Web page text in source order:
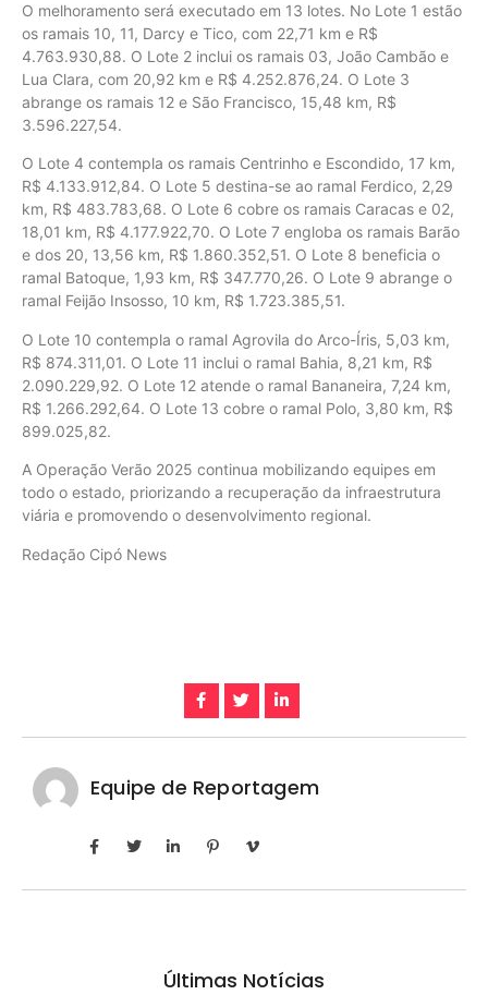
O melhoramento será executado em 13 lotes. No Lote 1 estão
os ramais 10, 11, Darcy e Tico, com 22,71 km e R$
4.763.930,88. O Lote 2 inclui os ramais 03, João Cambão e
Lua Clara, com 20,92 km e R$ 4.252.876,24. O Lote 3
abrange os ramais 12 e São Francisco, 15,48 km, R$
3.596.227,54.
O Lote 4 contempla os ramais Centrinho e Escondido, 17 km,
R$ 4.133.912,84. O Lote 5 destina-se ao ramal Ferdico, 2,29
km, R$ 483.783,68. O Lote 6 cobre os ramais Caracas e 02,
18,01 km, R$ 4.177.922,70. O Lote 7 engloba os ramais Barão
e dos 20, 13,56 km, R$ 1.860.352,51. O Lote 8 beneficia o
ramal Batoque, 1,93 km, R$ 347.770,26. O Lote 9 abrange o
ramal Feijão Insosso, 10 km, R$ 1.723.385,51.
O Lote 10 contempla o ramal Agrovila do Arco-Íris, 5,03 km,
R$ 874.311,01. O Lote 11 inclui o ramal Bahia, 8,21 km, R$
2.090.229,92. O Lote 12 atende o ramal Bananeira, 7,24 km,
R$ 1.266.292,64. O Lote 13 cobre o ramal Polo, 3,80 km, R$
899.025,82.
A Operação Verão 2025 continua mobilizando equipes em
todo o estado, priorizando a recuperação da infraestrutura
viária e promovendo o desenvolvimento regional.
Redação Cipó News
Equipe de Reportagem
Últimas Notícias